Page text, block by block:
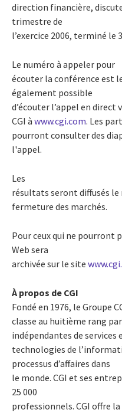
direction financière,
trimestre de
l’exercice 2006, terminé le
Le numéro à appeler pour
écouter la conférence est
également possible
d’écouter l’appel en
CGI à www.cgi.com. Les
pourront consulter des
l'appel.
Les
résultats seront diffusés le
fermeture des marchés.
Pour ceux qui ne pourront
Web sera
archivée sur le site
À propos de CGI
Fondé en 1976, le Groupe
classe au huitième rang
indépendantes de services
technologies de
processus d’affaires dans
le monde. CGI et ses
25 000
professionnels. CGI offre